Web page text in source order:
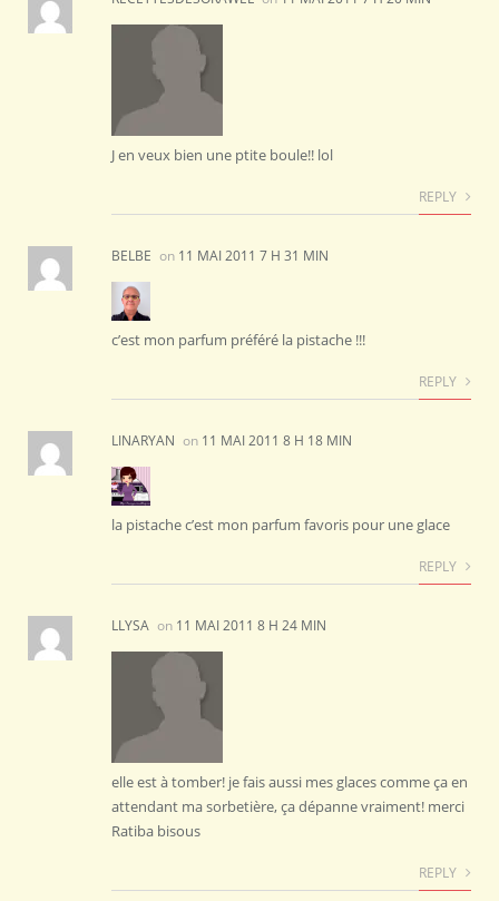
J en veux bien une ptite boule!! lol
REPLY
BELBE on 11 MAI 2011 7 H 31 MIN
c’est mon parfum préféré la pistache !!!
REPLY
LINARYAN on 11 MAI 2011 8 H 18 MIN
la pistache c’est mon parfum favoris pour une glace
REPLY
LLYSA on 11 MAI 2011 8 H 24 MIN
elle est à tomber! je fais aussi mes glaces comme ça en
attendant ma sorbetière, ça dépanne vraiment! merci
Ratiba bisous
REPLY